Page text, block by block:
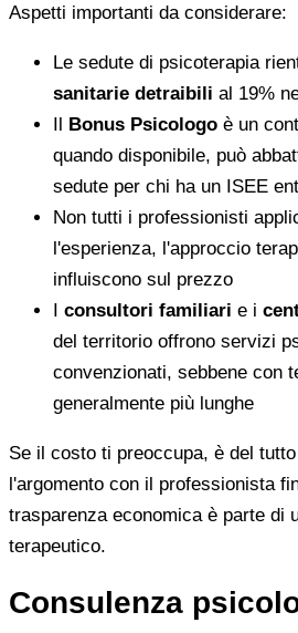
Aspetti importanti da considerare:
Le sedute di psicoterapia
sanitarie detraibili al 19%
Il Bonus Psicologo è un
quando disponibile, può
sedute per chi ha un ISEE
Non tutti i professionisti
l'esperienza, l'approccio
influiscono sul prezzo
I consultori familiari e i
del territorio offrono servizi
convenzionati, sebbene con
generalmente più lunghe
Se il costo ti preoccupa, è del
l'argomento con il professionista
trasparenza economica è parte di
terapeutico.
Consulenza